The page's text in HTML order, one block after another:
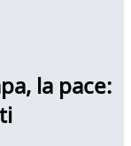
la pace: